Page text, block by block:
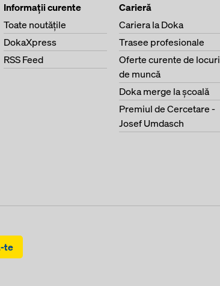
Informaţii curente
Toate noutăţile
DokaXpress
RSS Feed
Carieră
Cariera la Doka
Trasee profesionale
Oferte curente de locuri
de muncă
Doka merge la şcoală
Premiul de Cercetare -
Josef Umdasch
te